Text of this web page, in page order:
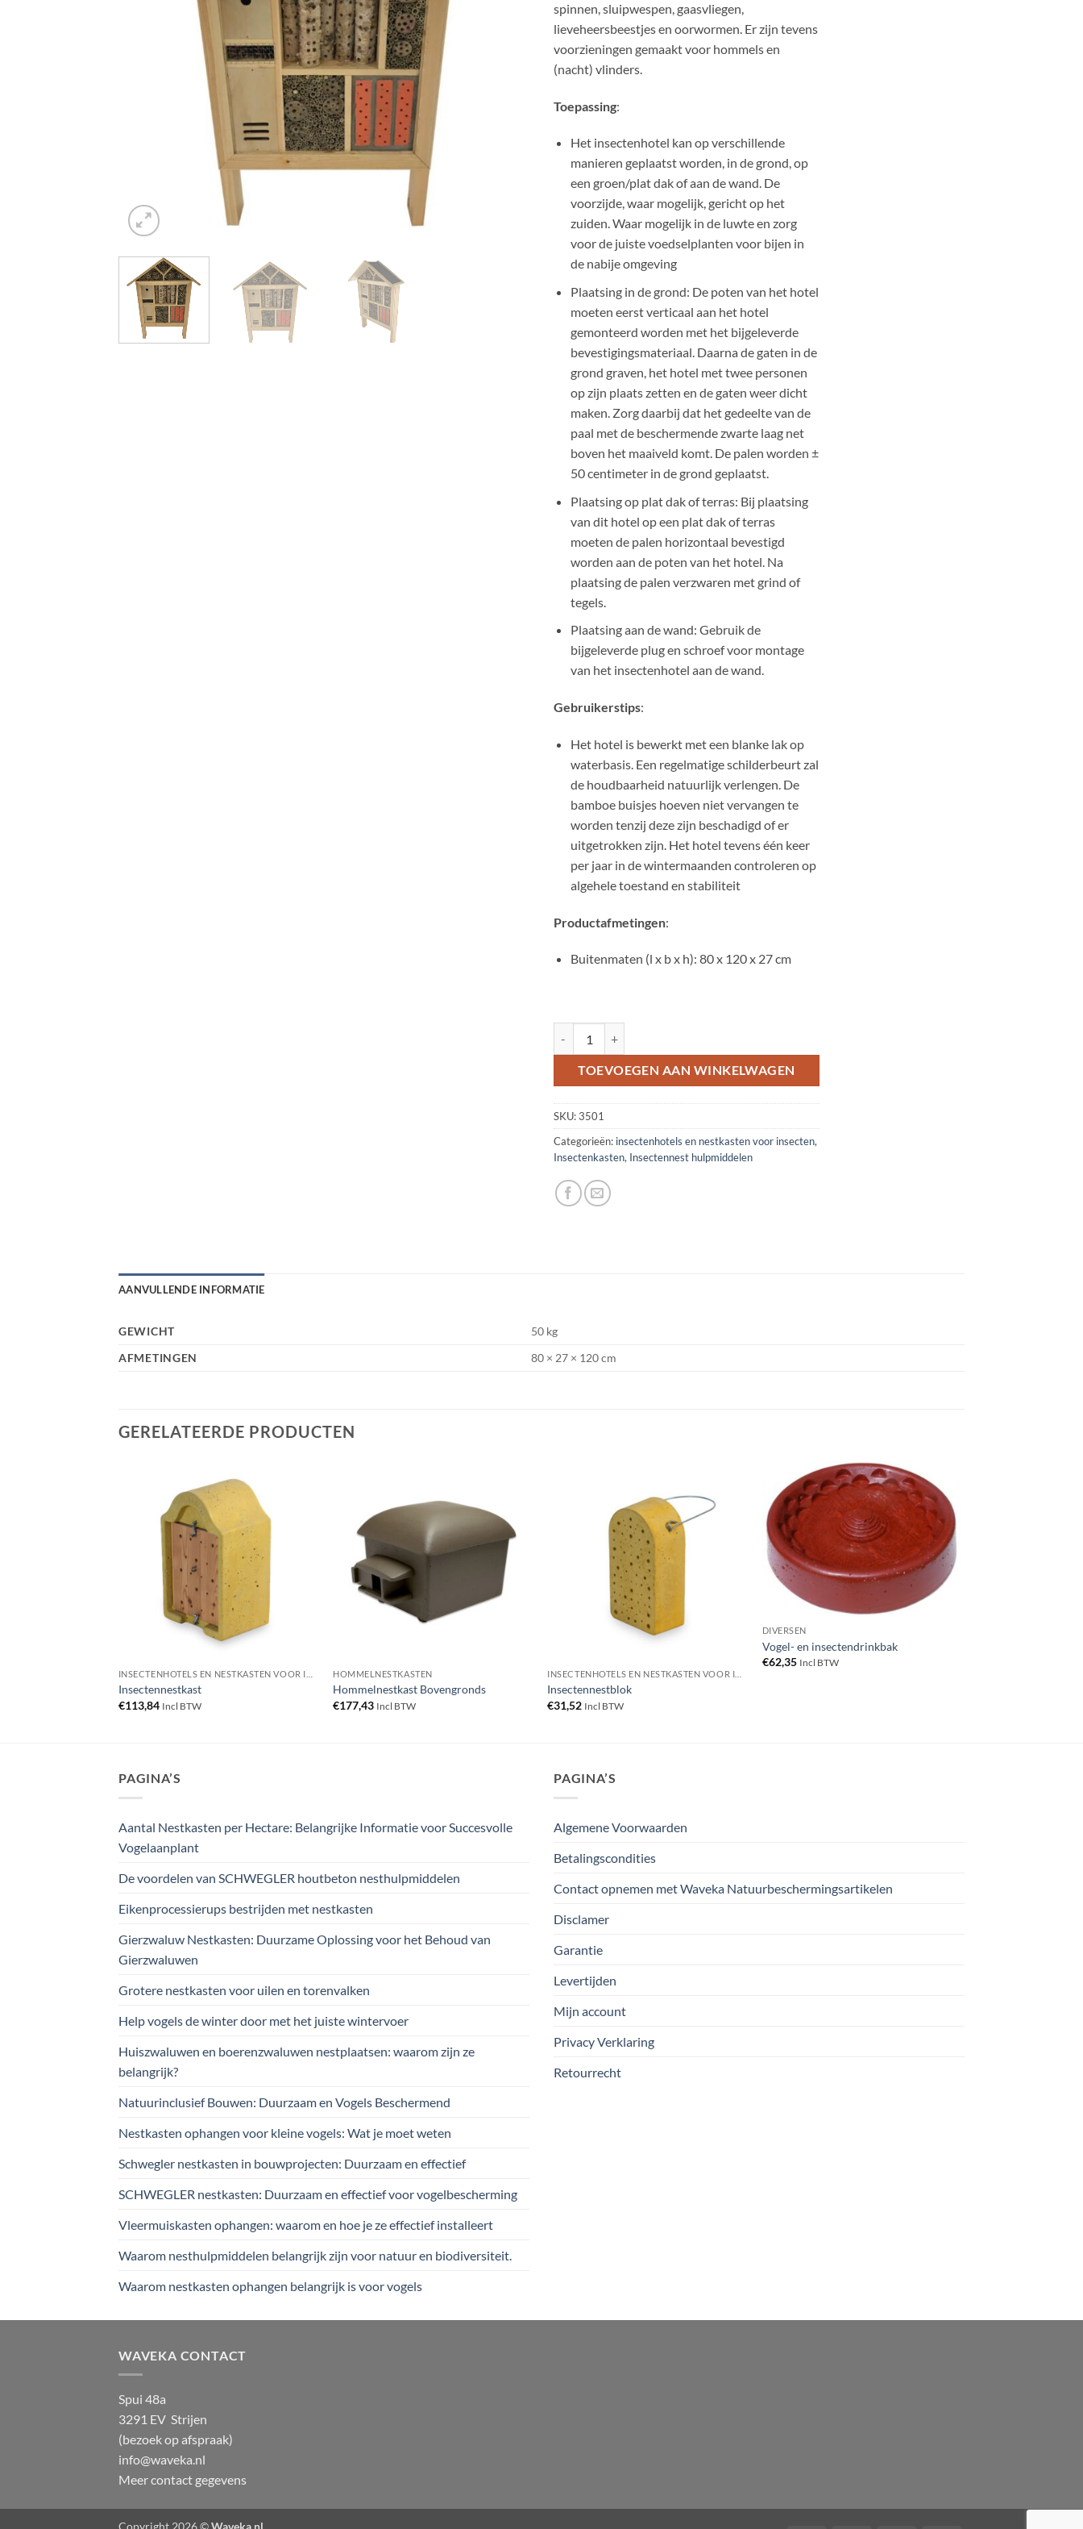
spinnen, sluipwespen, gaasvliegen,
lieveheersbeestjes en oorwormen. Er zijn tevens
voorzieningen gemaakt voor hommels en
(nacht) vlinders.
Toepassing:
Het insectenhotel kan op verschillende
manieren geplaatst worden, in de grond, op
een groen/plat dak of aan de wand. De
voorzijde, waar mogelijk, gericht op het
zuiden. Waar mogelijk in de luwte en zorg
voor de juiste voedselplanten voor bijen in
de nabije omgeving
Plaatsing in de grond: De poten van het hotel
moeten eerst verticaal aan het hotel
gemonteerd worden met het bijgeleverde
bevestigingsmateriaal. Daarna de gaten in de
grond graven, het hotel met twee personen
op zijn plaats zetten en de gaten weer dicht
maken. Zorg daarbij dat het gedeelte van de
paal met de beschermende zwarte laag net
boven het maaiveld komt. De palen worden ±
50 centimeter in de grond geplaatst.
Plaatsing op plat dak of terras: Bij plaatsing
van dit hotel op een plat dak of terras
moeten de palen horizontaal bevestigd
worden aan de poten van het hotel. Na
plaatsing de palen verzwaren met grind of
tegels.
Plaatsing aan de wand: Gebruik de
bijgeleverde plug en schroef voor montage
van het insectenhotel aan de wand.
Gebruikerstips:
Het hotel is bewerkt met een blanke lak op
waterbasis. Een regelmatige schilderbeurt zal
de houdbaarheid natuurlijk verlengen. De
bamboe buisjes hoeven niet vervangen te
worden tenzij deze zijn beschadigd of er
uitgetrokken zijn. Het hotel tevens één keer
per jaar in de wintermaanden controleren op
algehele toestand en stabiliteit
Productafmetingen:
Buitenmaten (l x b x h): 80 x 120 x 27 cm
TOEVOEGEN AAN WINKELWAGEN
SKU:3501
Categorieën: insectenhotels en nestkasten voor insecten,
Insectenkasten, Insectennest hulpmiddelen
AANVULLENDE INFORMATIE
GEWICHT
50 kg
AFMETINGEN
80 × 27 × 120 cm
GERELATEERDE PRODUCTEN
Insectennestkast
€113,84 Incl BTW
HOMMELNESTKASTEN
Hommelnestkast Bovengronds
€177,43 Incl BTW
Insectennestblok
€31,52 Incl BTW
DIVERSEN
Vogel- en insectendrinkbak
€62,35 Incl BTW
PAGINA’S
Aantal Nestkasten per Hectare: Belangrijke Informatie voor Succesvolle
Vogelaanplant
De voordelen van SCHWEGLER houtbeton nesthulpmiddelen
Eikenprocessierups bestrijden met nestkasten
Gierzwaluw Nestkasten: Duurzame Oplossing voor het Behoud van
Gierzwaluwen
Grotere nestkasten voor uilen en torenvalken
Help vogels de winter door met het juiste wintervoer
Huiszwaluwen en boerenzwaluwen nestplaatsen: waarom zijn ze
belangrijk?
Natuurinclusief Bouwen: Duurzaam en Vogels Beschermend
Nestkasten ophangen voor kleine vogels: Wat je moet weten
Schwegler nestkasten in bouwprojecten: Duurzaam en effectief
SCHWEGLER nestkasten: Duurzaam en effectief voor vogelbescherming
Vleermuiskasten ophangen: waarom en hoe je ze effectief installeert
Waarom nesthulpmiddelen belangrijk zijn voor natuur en biodiversiteit.
Waarom nestkasten ophangen belangrijk is voor vogels
PAGINA’S
Algemene Voorwaarden
Betalingscondities
Contact opnemen met Waveka Natuurbeschermingsartikelen
Disclamer
Garantie
Levertijden
Mijn account
Privacy Verklaring
Retourrecht
WAVEKA CONTACT
Spui 48a
3291 EV Strijen
(bezoek op afspraak)
info@waveka.nl
Meer contact gegevens